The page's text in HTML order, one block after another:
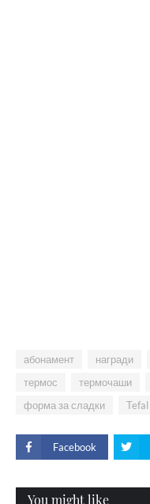
абонамент награди
термос
термочаши
форма за сладки
Tefal
Facebook
You might like